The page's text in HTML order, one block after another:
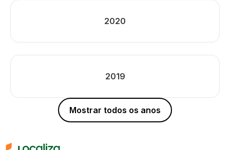
2020
2019
Mostrar todos os anos